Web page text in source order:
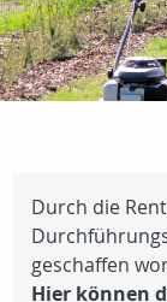
Durch die
geschaffen
Hier können